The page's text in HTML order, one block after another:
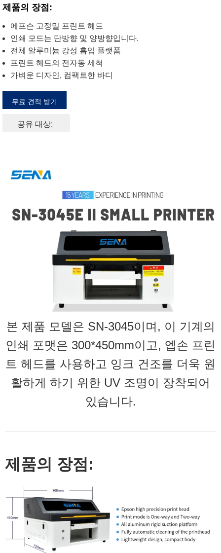
제품의 장점:
에프슨 고정밀 프린트 헤드
인쇄 모드는 단방향 및 양방향입니다.
전체 알루미늄 강성 흡입 플랫폼
프린트 헤드의 전자동 세척
가벼운 디자인, 컴팩트한 바디
무료 견적 받기
공유 대상:
본 제품 모델은 SN-3045이며, 이 기계의
인쇄 포맷은 300*450mm이고, 엡손 프린
트 헤드를 사용하고 잉크 건조를 더욱 원
활하게 하기 위한 UV 조명이 장착되어
있습니다.
제품의 장점: